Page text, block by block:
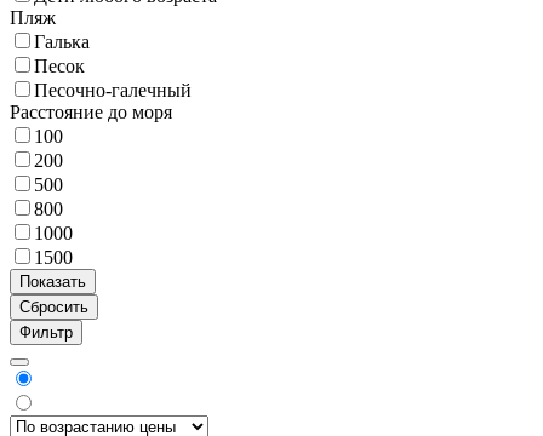
Пляж
Галька
Песок
Песочно-галечный
Расстояние до моря
100
200
500
800
1000
1500
Фильтр